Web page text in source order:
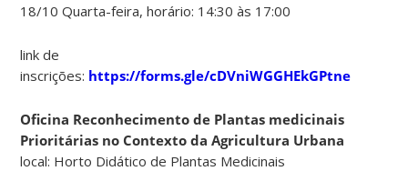
18/10 Quarta-feira, horário: 14:30 às 17:00
link de
inscrições: https://forms.gle/cDVniWGGHEkGPtne6
Oficina Reconhecimento de Plantas medicinais
Prioritárias no Contexto da Agricultura Urbana
local: Horto Didático de Plantas Medicinais